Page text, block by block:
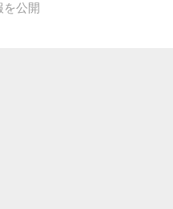
公開